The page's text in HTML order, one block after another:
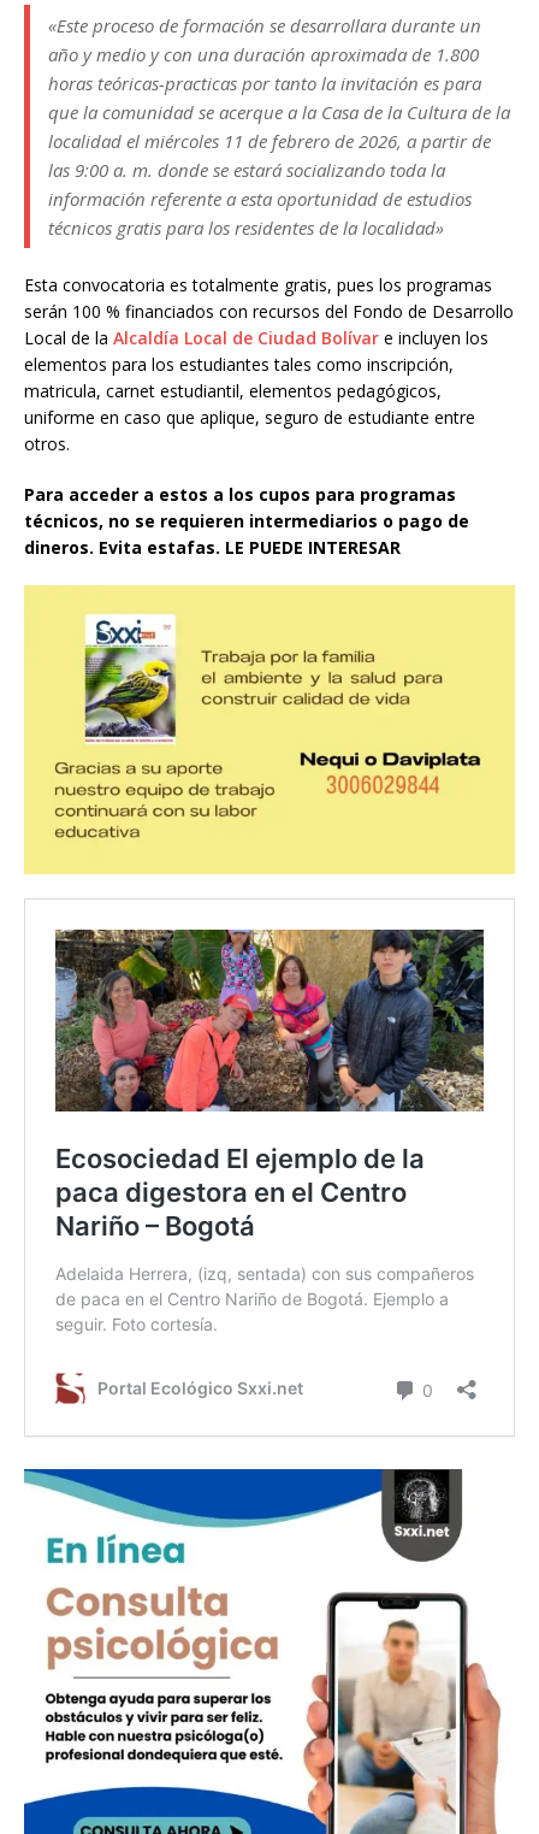
«Este proceso de formación se desarrollara durante un
año y medio y con una duración aproximada de 1.800
horas teóricas-practicas por tanto la invitación es para
que la comunidad se acerque a la Casa de la Cultura de la
localidad el miércoles 11 de febrero de 2026, a partir de
las 9:00 a. m. donde se estará socializando toda la
información referente a esta oportunidad de estudios
técnicos gratis para los residentes de la localidad»
Esta convocatoria es totalmente gratis, pues los programas
serán 100 % financiados con recursos del Fondo de Desarrollo
Local de la Alcaldía Local de Ciudad Bolívar e incluyen los
elementos para los estudiantes tales como inscripción,
matricula, carnet estudiantil, elementos pedagógicos,
uniforme en caso que aplique, seguro de estudiante entre
otros.
Para acceder a estos a los cupos para programas
técnicos, no se requieren intermediarios o pago de
dineros. Evita estafas. LE PUEDE INTERESAR